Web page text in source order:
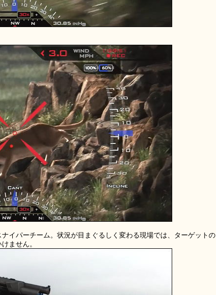
イパーチーム。状況が目まぐるしく変わる現場では、ターゲットの
ません。